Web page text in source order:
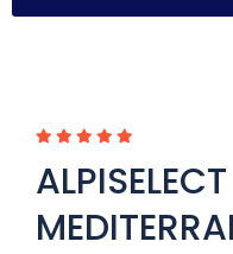
ALPISELECT